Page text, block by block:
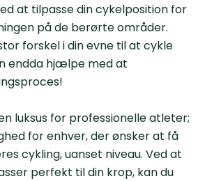
at tilpasse din cykelposition for
på de berørte områder.
forskel i din evne til at cykle
endda hjælpe med at
luksus for professionelle atleter;
for enhver, der ønsker at få
cykling, uanset niveau. Ved at
perfekt til din krop, kan du